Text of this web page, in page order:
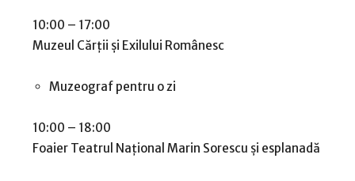
10:00 – 17:00
Muzeul Cărții și Exilului Românesc
Muzeograf pentru o zi
10:00 – 18:00
Foaier Teatrul Național Marin Sorescu și esplanadă